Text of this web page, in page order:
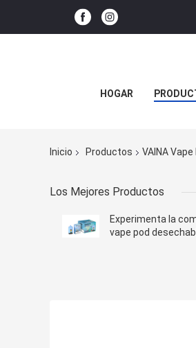
HOGAR
Inicio Productos VAINA
Los Mejores Productos
Experimenta la
vape pod